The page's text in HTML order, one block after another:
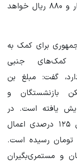
به‌علاوه مبلغ ثابت دو میلیون و ۵۰۷ هزار و ۸۸۰ ریال خواهد
برای کمک به
کمک‌های جنبی
گفت: مبلغ بن
بازنشستگان و
۲۱ درصد افزایش یافته است. در
مورد کمک هزینه عائله‌مندی نیز افزایش ۱۲۵ درصدی اعمال
هزار تومان به ۹۱۷ هزار تومان رسیده است.
و مستمری‌بگیران